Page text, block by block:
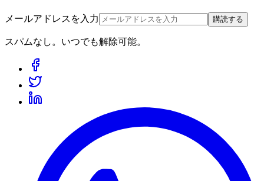
メールアドレスを入力 購読する
スパムなし。いつでも解除可能。